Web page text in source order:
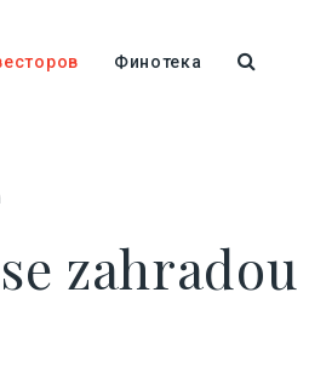
Финотека
zahradou